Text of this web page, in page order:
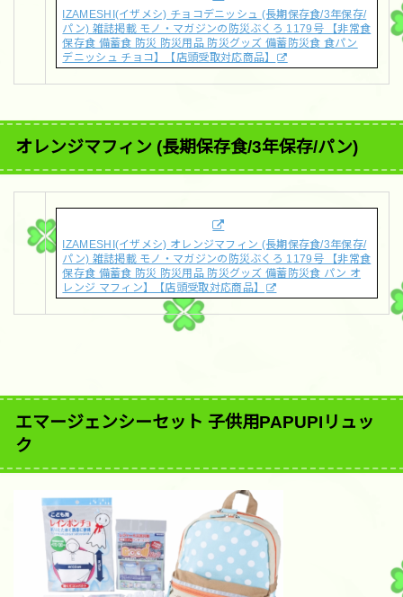
IZAMESHI(イザメシ) チョコデニッシュ (長期保存食/3年保存/
パン) 雑誌掲載 モノ・マガジンの防災ぶくろ 1179号 【非常食
保存食 備蓄食 防災 防災用品 防災グッズ 備蓄防災食 食パン
デニッシュ チョコ】【店頭受取対応商品】
オレンジマフィン (長期保存食/3年保存/パン)
IZAMESHI(イザメシ) オレンジマフィン (長期保存食/3年保存/
パン) 雑誌掲載 モノ・マガジンの防災ぶくろ 1179号 【非常食
保存食 備蓄食 防災 防災用品 防災グッズ 備蓄防災食 パン オ
レンジ マフィン】【店頭受取対応商品】
エマージェンシーセット 子供用PAPUPIリュッ
ク